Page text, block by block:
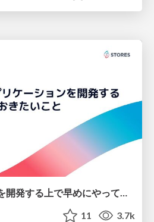
継続的にRailsアプリを開発する上で早めにやっておきたいこと
11 3.7k